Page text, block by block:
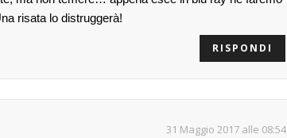
risata lo distruggerà!
RISPONDI
31 Maggio 2017 alle 08:54